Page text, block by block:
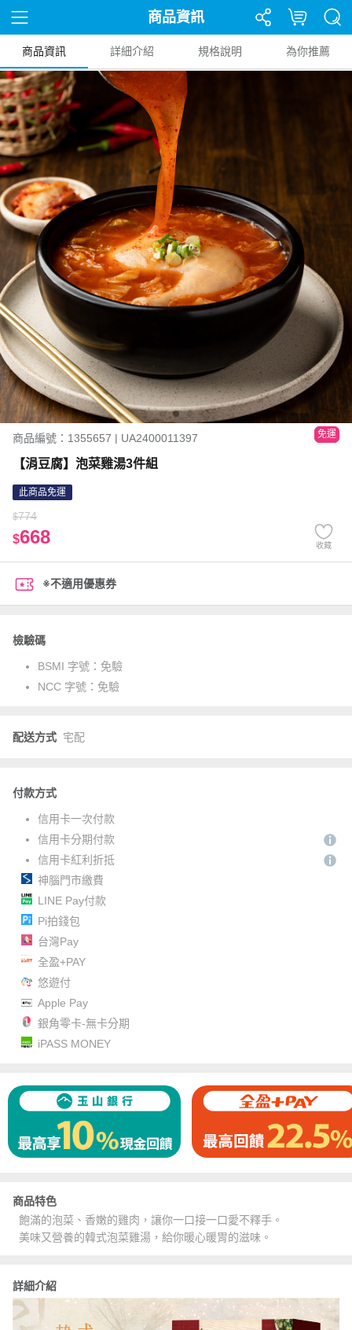
商品資訊
商品資訊 詳細介紹 規格說明 為你推薦
商品編號：1355657 | UA2400011397 免運
【涓豆腐】泡菜雞湯3件組
此商品免運
$774
$668 收藏
※不適用優惠券
檢驗碼
BSMI 字號： 免驗
NCC 字號： 免驗
配送方式 宅配
付款方式
信用卡一次付款
信用卡分期付款
信用卡紅利折抵
神腦門市繳費
LINE Pay付款
Pi拍錢包
台灣Pay
全盈+PAY
悠遊付
Apple Pay
銀角零卡-無卡分期
iPASS MONEY
商品特色
飽滿的泡菜、香嫩的雞肉，讓你一口接一口愛不釋手。
美味又營養的韓式泡菜雞湯，給你暖心暖胃的滋味。
詳細介紹